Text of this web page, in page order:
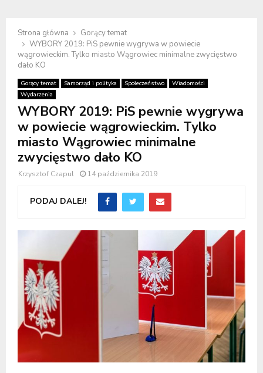
Strona główna
Gorący temat
WYBORY 2019: PiS pewnie wygrywa w powiecie
wągrowieckim. Tylko miasto Wągrowiec minimalne zwycięstwo
dało KO
Gorący temat Samorząd i polityka Społeczeństwo
Wiadomości
Wydarzenia
WYBORY 2019: PiS pewnie wygrywa
w powiecie wągrowieckim. Tylko
miasto Wągrowiec minimalne
zwycięstwo dało KO
Krzysztof Czapul 14 października 2019
PODAJ DALEJ!